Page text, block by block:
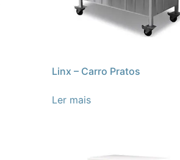
Linx – Carro Pratos
Ler mais